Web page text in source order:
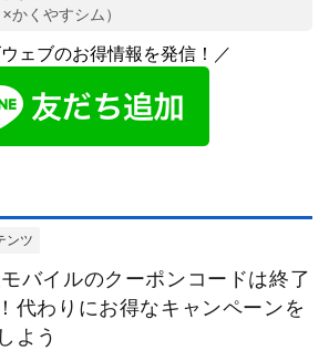
かくやすシム）
ェブのお得情報を発信！／
ンツ
バイルのクーポンコードは終了
代わりにお得なキャンペーンを
よう